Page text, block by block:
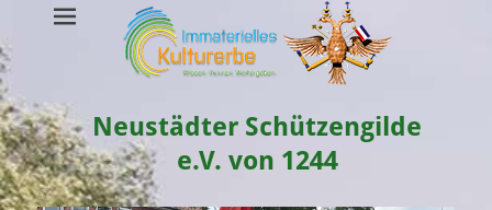
Neustädter Schützengilde
e.V. von 1244